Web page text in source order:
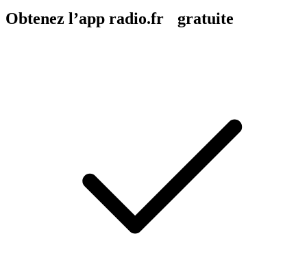
Obtenez l’app radio.fr gratuite